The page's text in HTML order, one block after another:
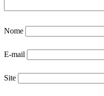
Nome
E-mail
Site